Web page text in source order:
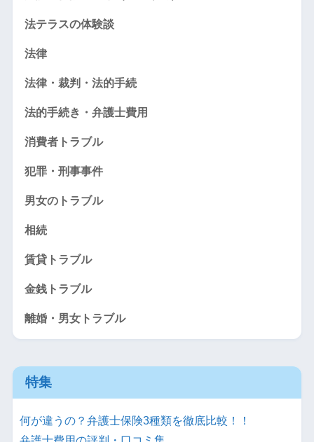
法テラスの体験談
法律
法律・裁判・法的手続
法的手続き・弁護士費用
消費者トラブル
犯罪・刑事事件
男女のトラブル
相続
賃貸トラブル
金銭トラブル
離婚・男女トラブル
特集
何が違うの？弁護士保険3種類を徹底比較！！